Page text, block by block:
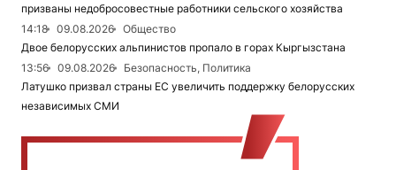
призваны недобросовестные работники сельского хозяйства
14:18
09.08.2026
Общество
Двое белорусских альпинистов пропало в горах Кыргызстана
13:56
09.08.2026
Безопасность, Политика
Латушко призвал страны ЕС увеличить поддержку белорусских
независимых СМИ